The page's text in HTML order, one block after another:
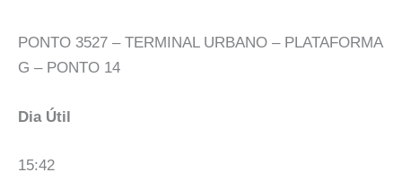
PONTO 3527 – TERMINAL URBANO – PLATAFORMA
G – PONTO 14
Dia Útil
15:42